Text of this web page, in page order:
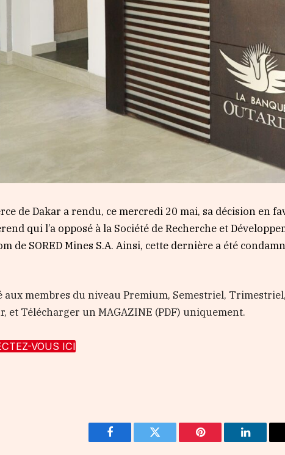
de Dakar a rendu, ce mercredi 20 mai, sa décision en
qui l’a opposé à la Société de Recherche et
de SORED Mines S.A. Ainsi, cette dernière a été
aux membres du niveau Premium, Semestriel,
et Télécharger un MAGAZINE (PDF) uniquement.
VOUS ICI
Facebook Twitter Pinterest LinkedIn